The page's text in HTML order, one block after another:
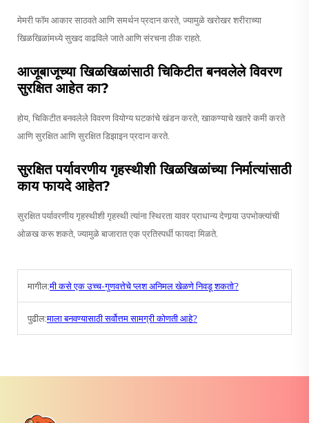
मेमरी फॉम आकार साठवते आणि समर्थन प्रदान करते, ज्यामुळे खरोखर शरीराच्या
खिळखिळांमध्ये सुखद वाढविले जाते आणि संरचना ठीक राहते.
आजूबाजूच्या खिळखिळांसाठी चिकिटीत बनवलेले विवरण
सुरक्षित आहेत का?
होय, चिकिटीत बनवलेले विवरण वियोग्य घटकांचे खंडन करते, खाकण्याचे खतरे कमी करते
आणि सुरक्षित आणि सुरक्षित डिझाइन प्रदान करते.
सुरक्षित पर्यावरणीय गृहस्थीशी खिळखिळांच्या निर्मात्यांसाठी
काय फायदे आहेत?
सुरक्षित पर्यावरणीय गृहस्थीशी गृहस्थी त्यांना स्थिरता यावर प्राधान्य देणार्‍या उपभोक्त्यांची
ओळख करू शकते, ज्यामुळे बाजारात एक प्रतिस्पर्धी फायदा मिळते.
मागील:मी कसे एक उच्च-गुणवत्तेचे प्लश अनिमल खेळणे निवडू शकतो?
पुढील:माला बनवण्यासाठी सर्वोत्तम सामग्री कोणती आहे?